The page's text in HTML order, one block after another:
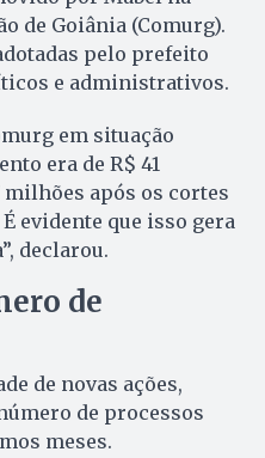
de Goiânia (Comurg).
pelo prefeito
e administrativos.
em situação
era de R$ 41
milhões após os cortes
evidente que isso gera
declarou.
de
de novas ações,
de processos
meses.